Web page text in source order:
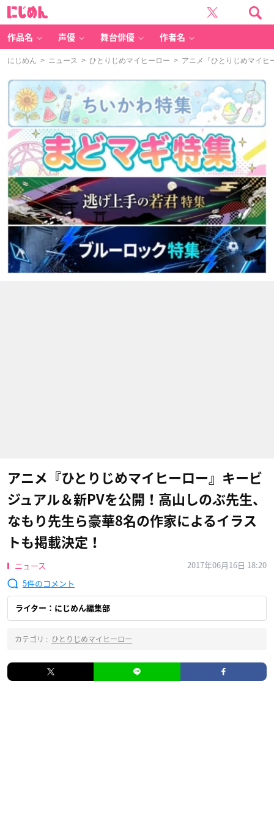
作品名 声優 舞台俳優 作者名
にじめん > ニュース > ひとりじめマイヒーロー > アニメ『ひとりじめマイヒ
アニメ『ひとりじめマイヒーロー』キービ
ジュアル＆新PVを公開！高山しのぶ先生、
なもり先生ら豪華8名の作家によるイラス
トも掲載決定！
ニュース
2017年06月16日 18:20
5
ライター：にじめん編集部
カテゴリ : ひとりじめマイヒーロー